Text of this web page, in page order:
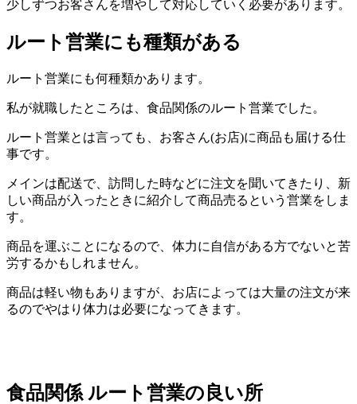
少しずつお客さんを増やして対応していく必要があります。
ルート営業にも種類がある
ルート営業にも何種類かあります。
私が就職したところは、食品関係のルート営業でした。
ルート営業とは言っても、お客さん(お店)に商品も届ける仕
事です。
メインは配送で、訪問した時などに注文を聞いてきたり、新
しい商品が入ったときに紹介して商品売るという営業をしま
す。
商品を運ぶことになるので、体力に自信がある方でないと苦
労するかもしれません。
商品は軽い物もありますが、お店によっては大量の注文が来
るのでやはり体力は必要になってきます。
食品関係 ルート営業の良い所